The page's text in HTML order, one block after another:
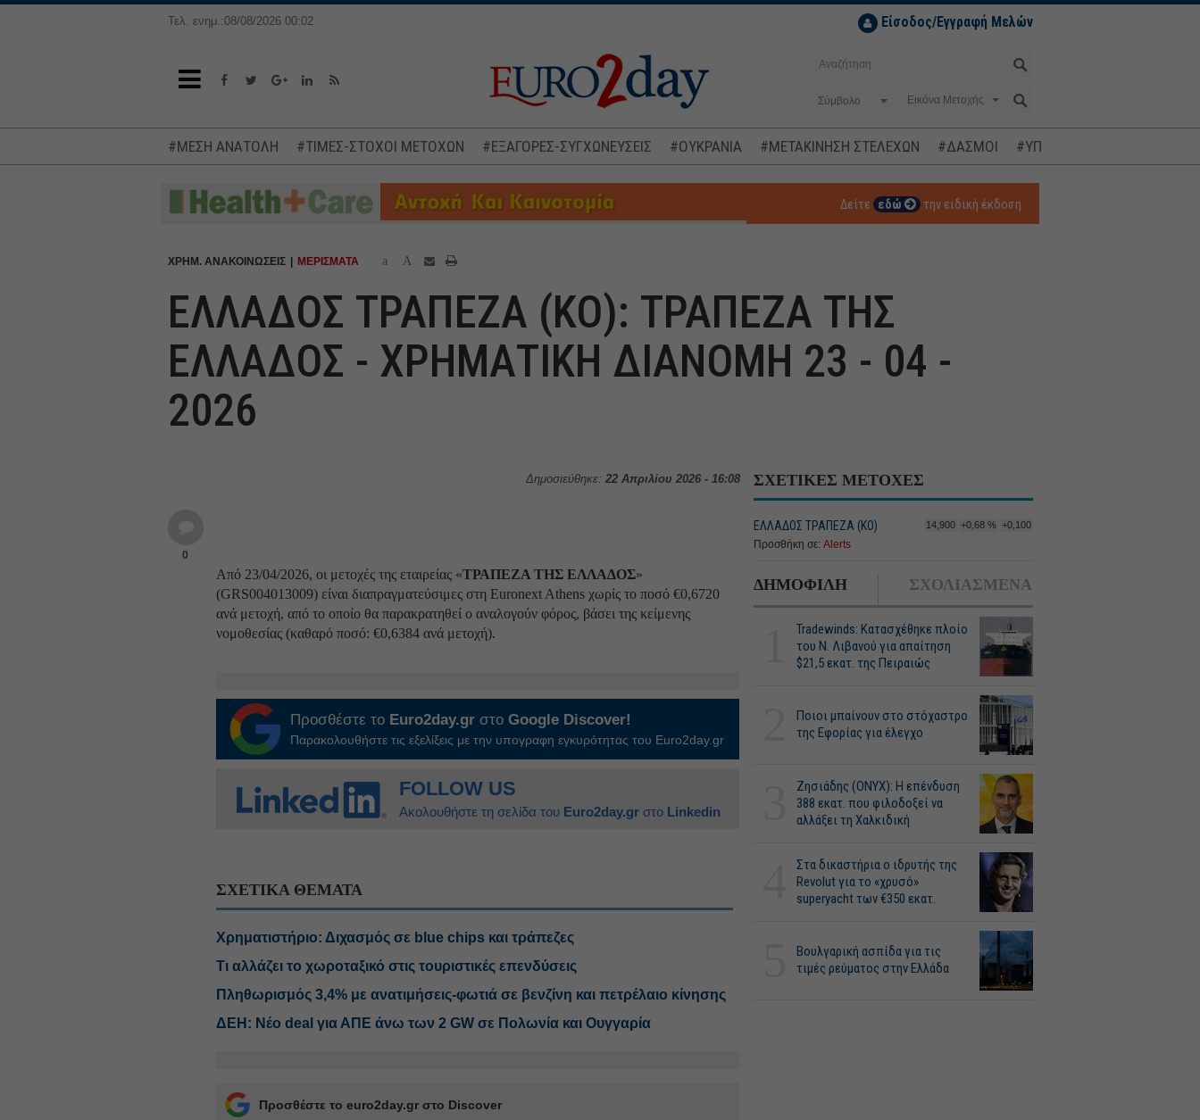
Τελ. ενημ.:08/08/2026 00:02 Είσοδος/Εγγραφή Μελών
Σύμβολο
#ΜΕΣΗ ΑΝΑΤΟΛΗ #ΤΙΜΕΣ-ΣΤΟΧΟΙ ΜΕΤΟΧΩΝ #ΕΞΑΓΟΡΕΣ-ΣΥΓΧΩΝΕΥΣΕΙΣ #ΟΥΚΡΑΝΙΑ #ΜΕΤΑΚΙΝΗΣΗ ΣΤΕΛΕΧΩΝ #ΔΑΣΜΟΙ #ΥΠΟΚΛΟΠΕΣ
Δείτε εδώ την ειδική έκδοση
ΧΡΗΜ. ΑΝΑΚΟΙΝΩΣΕΙΣ ΜΕΡΙΣΜΑΤΑ a A
ΕΛΛΑΔΟΣ ΤΡΑΠΕΖΑ (ΚΟ): ΤΡΑΠΕΖΑ ΤΗΣ
ΕΛΛΑΔΟΣ - ΧΡΗΜΑΤΙΚΗ ΔΙΑΝΟΜΗ 23 - 04 -
2026
Δημοσιεύθηκε: 22 Απριλίου 2026 - 16:08
0
Από 23/04/2026, οι μετοχές της εταιρείας «ΤΡΑΠΕΖΑ ΤΗΣ ΕΛΛΑΔΟΣ»
(GRS004013009) είναι διαπραγματεύσιμες στη Euronext Athens χωρίς το ποσό €0,6720
ανά μετοχή, από το οποίο θα παρακρατηθεί ο αναλογούν φόρος, βάσει της κείμενης
νομοθεσίας (καθαρό ποσό: €0,6384 ανά μετοχή).
Προσθέστε το Euro2day.gr στοGoogle Discover!
Παρακολουθήστε τις εξελίξεις με την υπογραφη εγκυρότητας του Euro2day.gr
FOLLOW US
Ακολουθήστε τη σελίδα του Euro2day.gr στο Linkedin
ΣΧΕΤΙΚΑ ΘΕΜΑΤΑ
Χρηματιστήριο: Διχασμός σε blue chips και τράπεζες
Τι αλλάζει το χωροταξικό στις τουριστικές επενδύσεις
Πληθωρισμός 3,4% με ανατιμήσεις-φωτιά σε βενζίνη και πετρέλαιο κίνησης
ΔΕΗ: Νέο deal για ΑΠΕ άνω των 2 GW σε Πολωνία και Ουγγαρία
Προσθέστε το euro2day.gr στο Discover
ΣΧΕΤΙΚΕΣ ΜΕΤΟΧΕΣ
ΕΛΛΑΔΟΣ ΤΡΑΠΕΖΑ (ΚΟ) 14,900 +0,68 % +0,100
Προσθήκη σε: Alerts
ΔΗΜΟΦΙΛΗ ΣΧΟΛΙΑΣΜΕΝΑ
Tradewinds: Κατασχέθηκε πλοίο
του Ν. Λιβανού για απαίτηση
$21,5 εκατ. της Πειραιώς
Ποιοι μπαίνουν στο στόχαστρο
της Εφορίας για έλεγχο
Ζησιάδης (ONYX): Η επένδυση
388 εκατ. που φιλοδοξεί να
αλλάξει τη Χαλκιδική
Στα δικαστήρια ο ιδρυτής της
Revolut για το «χρυσό»
superyacht των €350 εκατ.
Βουλγαρική ασπίδα για τις
τιμές ρεύματος στην Ελλάδα